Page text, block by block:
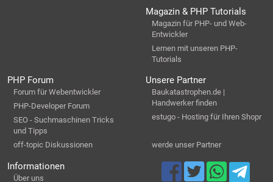
Magazin & PHP Tutorials
Magazin für PHP- und Web-
Entwickler
Lernen mit unseren PHP-
Tutorials
PHP Forum
Forum für Webentwickler
PHP-Developer Forum
SEO - Suchmaschinen Tricks
und Tipps
off-topic Diskussionen
Unsere Partner
Baukatastrophen.de |
Handwerker finden
estugo - Hosting für Ihren Shopr
werde unser Partner
Informationen
Über uns